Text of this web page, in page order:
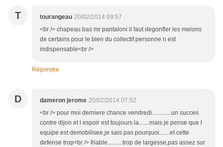
T tourangeau 20/02/2014 09:57
<br /> chapeau bas mr pantaloni il faut degonfler les melons
de certains pour le bien du collectif.personne n est
indispensable<br />
Répondre
D dameron jerome 20/02/2014 07:52
<br /> pour moi derniere chance vendredi.............un succes
contre dijon et l espoir est toujours la.......mais je pense que l
equipe est demobilisee,je sais pas pourquoi.......et cette
defense trop<br /> friable..........trop de largesse,pas assez sur